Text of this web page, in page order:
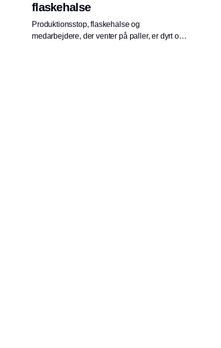
flaskehalse
Produktionsstop, flaskehalse og
medarbejdere, der venter på paller, er dyrt og